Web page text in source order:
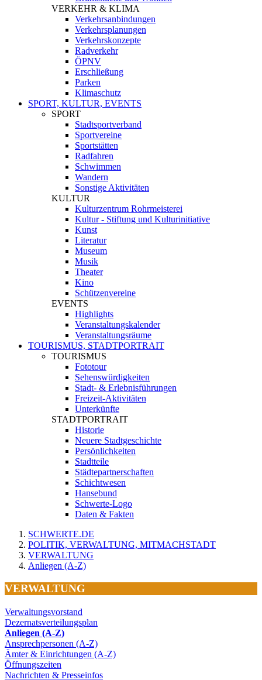
VERKEHR & KLIMA
Verkehrsanbindungen
Verkehrsplanungen
Verkehrskonzepte
Radverkehr
ÖPNV
Erschließung
Parken
Klimaschutz
SPORT, KULTUR, EVENTS
SPORT
Stadtsportverband
Sportvereine
Sportstätten
Radfahren
Schwimmen
Wandern
Sonstige Aktivitäten
KULTUR
Kulturzentrum Rohrmeisterei
Kultur - Stiftung und Kulturinitiative
Kunst
Literatur
Museum
Musik
Theater
Kino
Schützenvereine
EVENTS
Highlights
Veranstaltungskalender
Veranstaltungsräume
TOURISMUS, STADTPORTRAIT
TOURISMUS
Fototour
Sehenswürdigkeiten
Stadt- & Erlebnisführungen
Freizeit-Aktivitäten
Unterkünfte
STADTPORTRAIT
Historie
Neuere Stadtgeschichte
Persönlichkeiten
Stadtteile
Städtepartnerschaften
Schichtwesen
Hansebund
Schwerte-Logo
Daten & Fakten
SCHWERTE.DE
POLITIK, VERWALTUNG, MITMACHSTADT
VERWALTUNG
Anliegen (A-Z)
VERWALTUNG
Verwaltungsvorstand
Dezernatsverteilungsplan
Anliegen (A-Z)
Ansprechpersonen (A-Z)
Ämter & Einrichtungen (A-Z)
Öffnungszeiten
Nachrichten & Presseinfos